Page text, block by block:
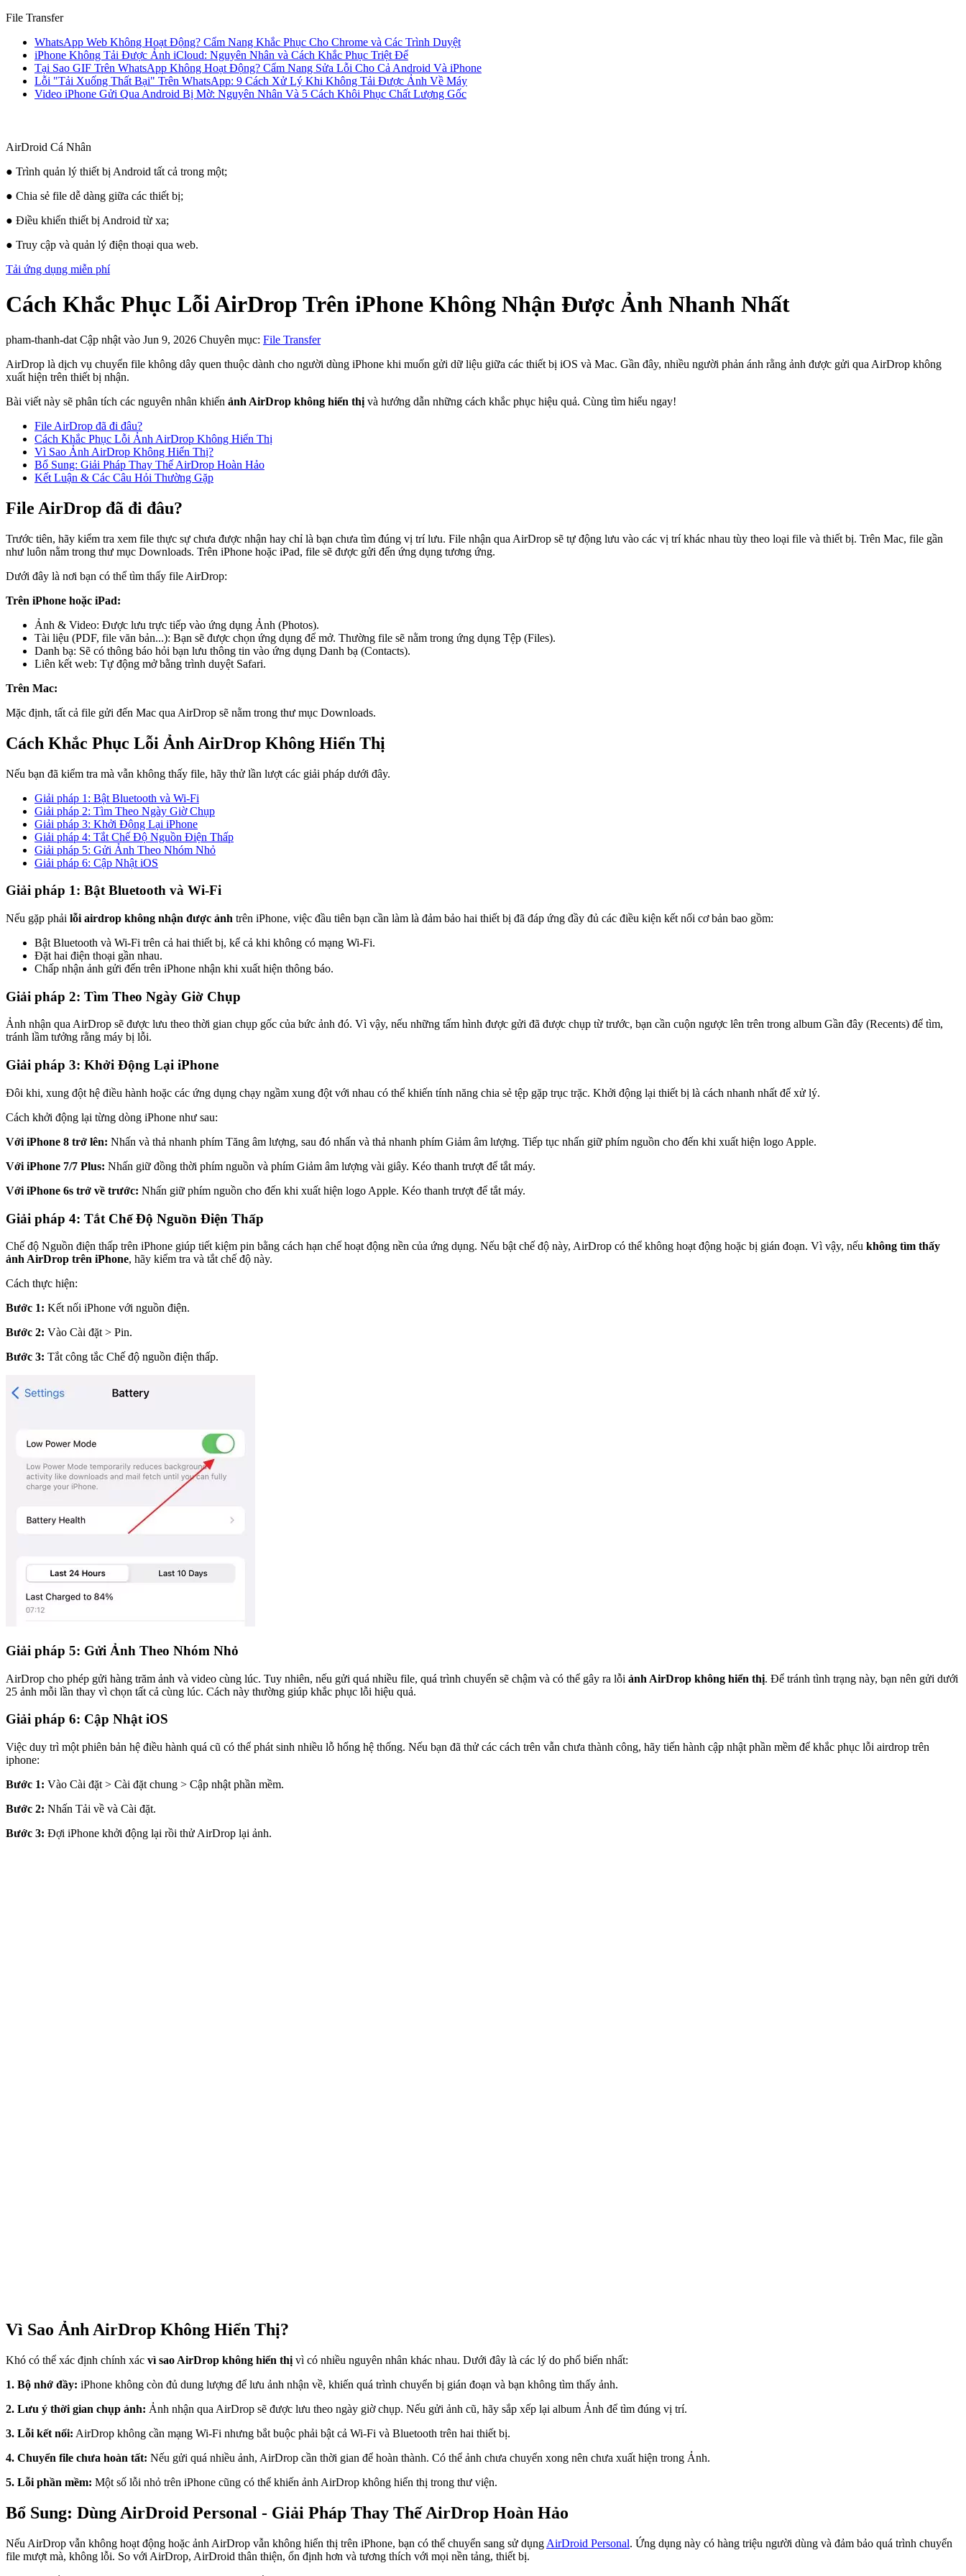
File Transfer
WhatsApp Web Không Hoạt Động? Cẩm Nang Khắc Phục Cho Chrome và Các Trình Duyệt
iPhone Không Tải Được Ảnh iCloud: Nguyên Nhân và Cách Khắc Phục Triệt Để
Tại Sao GIF Trên WhatsApp Không Hoạt Động? Cẩm Nang Sửa Lỗi Cho Cả Android Và iPhone
Lỗi "Tải Xuống Thất Bại" Trên WhatsApp: 9 Cách Xử Lý Khi Không Tải Được Ảnh Về Máy
Video iPhone Gửi Qua Android Bị Mờ: Nguyên Nhân Và 5 Cách Khôi Phục Chất Lượng Gốc
AirDroid Cá Nhân
● Trình quản lý thiết bị Android tất cả trong một;
● Chia sẻ file dễ dàng giữa các thiết bị;
● Điều khiển thiết bị Android từ xa;
● Truy cập và quản lý điện thoại qua web.
Tải ứng dụng miễn phí
Cách Khắc Phục Lỗi AirDrop Trên iPhone Không Nhận Được Ảnh Nhanh Nhất
pham-thanh-dat Cập nhật vào Jun 9, 2026 Chuyên mục: File Transfer
AirDrop là dịch vụ chuyển file không dây quen thuộc dành cho người dùng iPhone khi muốn gửi dữ liệu giữa các thiết bị iOS và Mac. Gần đây, nhiều người phản ánh rằng ảnh được gửi qua AirDrop không
xuất hiện trên thiết bị nhận.
Bài viết này sẽ phân tích các nguyên nhân khiến ảnh AirDrop không hiển thị và hướng dẫn những cách khắc phục hiệu quả. Cùng tìm hiểu ngay!
File AirDrop đã đi đâu?
Cách Khắc Phục Lỗi Ảnh AirDrop Không Hiển Thị
Vì Sao Ảnh AirDrop Không Hiển Thị?
Bổ Sung: Giải Pháp Thay Thế AirDrop Hoàn Hảo
Kết Luận & Các Câu Hỏi Thường Gặp
File AirDrop đã đi đâu?
Trước tiên, hãy kiểm tra xem file thực sự chưa được nhận hay chỉ là bạn chưa tìm đúng vị trí lưu. File nhận qua AirDrop sẽ tự động lưu vào các vị trí khác nhau tùy theo loại file và thiết bị. Trên Mac, file gần
như luôn nằm trong thư mục Downloads. Trên iPhone hoặc iPad, file sẽ được gửi đến ứng dụng tương ứng.
Dưới đây là nơi bạn có thể tìm thấy file AirDrop:
Trên iPhone hoặc iPad:
Ảnh & Video: Được lưu trực tiếp vào ứng dụng Ảnh (Photos).
Tài liệu (PDF, file văn bản...): Bạn sẽ được chọn ứng dụng để mở. Thường file sẽ nằm trong ứng dụng Tệp (Files).
Danh bạ: Sẽ có thông báo hỏi bạn lưu thông tin vào ứng dụng Danh bạ (Contacts).
Liên kết web: Tự động mở bằng trình duyệt Safari.
Trên Mac:
Mặc định, tất cả file gửi đến Mac qua AirDrop sẽ nằm trong thư mục Downloads.
Cách Khắc Phục Lỗi Ảnh AirDrop Không Hiển Thị
Nếu bạn đã kiểm tra mà vẫn không thấy file, hãy thử lần lượt các giải pháp dưới đây.
Giải pháp 1: Bật Bluetooth và Wi-Fi
Giải pháp 2: Tìm Theo Ngày Giờ Chụp
Giải pháp 3: Khởi Động Lại iPhone
Giải pháp 4: Tắt Chế Độ Nguồn Điện Thấp
Giải pháp 5: Gửi Ảnh Theo Nhóm Nhỏ
Giải pháp 6: Cập Nhật iOS
Giải pháp 1: Bật Bluetooth và Wi-Fi
Nếu gặp phải lỗi airdrop không nhận được ảnh trên iPhone, việc đầu tiên bạn cần làm là đảm bảo hai thiết bị đã đáp ứng đầy đủ các điều kiện kết nối cơ bản bao gồm:
Bật Bluetooth và Wi-Fi trên cả hai thiết bị, kể cả khi không có mạng Wi-Fi.
Đặt hai điện thoại gần nhau.
Chấp nhận ảnh gửi đến trên iPhone nhận khi xuất hiện thông báo.
Giải pháp 2: Tìm Theo Ngày Giờ Chụp
Ảnh nhận qua AirDrop sẽ được lưu theo thời gian chụp gốc của bức ảnh đó. Vì vậy, nếu những tấm hình được gửi đã được chụp từ trước, bạn cần cuộn ngược lên trên trong album Gần đây (Recents) để tìm,
tránh lầm tưởng rằng máy bị lỗi.
Giải pháp 3: Khởi Động Lại iPhone
Đôi khi, xung đột hệ điều hành hoặc các ứng dụng chạy ngầm xung đột với nhau có thể khiến tính năng chia sẻ tệp gặp trục trặc. Khởi động lại thiết bị là cách nhanh nhất để xử lý.
Cách khởi động lại từng dòng iPhone như sau:
Với iPhone 8 trở lên: Nhấn và thả nhanh phím Tăng âm lượng, sau đó nhấn và thả nhanh phím Giảm âm lượng. Tiếp tục nhấn giữ phím nguồn cho đến khi xuất hiện logo Apple.
Với iPhone 7/7 Plus: Nhấn giữ đồng thời phím nguồn và phím Giảm âm lượng vài giây. Kéo thanh trượt để tắt máy.
Với iPhone 6s trở về trước: Nhấn giữ phím nguồn cho đến khi xuất hiện logo Apple. Kéo thanh trượt để tắt máy.
Giải pháp 4: Tắt Chế Độ Nguồn Điện Thấp
Chế độ Nguồn điện thấp trên iPhone giúp tiết kiệm pin bằng cách hạn chế hoạt động nền của ứng dụng. Nếu bật chế độ này, AirDrop có thể không hoạt động hoặc bị gián đoạn. Vì vậy, nếu không tìm thấy
ảnh AirDrop trên iPhone, hãy kiểm tra và tắt chế độ này.
Cách thực hiện:
Bước 1: Kết nối iPhone với nguồn điện.
Bước 2: Vào Cài đặt > Pin.
Bước 3: Tắt công tắc Chế độ nguồn điện thấp.
Giải pháp 5: Gửi Ảnh Theo Nhóm Nhỏ
AirDrop cho phép gửi hàng trăm ảnh và video cùng lúc. Tuy nhiên, nếu gửi quá nhiều file, quá trình chuyển sẽ chậm và có thể gây ra lỗi ảnh AirDrop không hiển thị. Để tránh tình trạng này, bạn nên gửi dưới
25 ảnh mỗi lần thay vì chọn tất cả cùng lúc. Cách này thường giúp khắc phục lỗi hiệu quả.
Giải pháp 6: Cập Nhật iOS
Việc duy trì một phiên bản hệ điều hành quá cũ có thể phát sinh nhiều lỗ hổng hệ thống. Nếu bạn đã thử các cách trên vẫn chưa thành công, hãy tiến hành cập nhật phần mềm để khắc phục lỗi airdrop trên
iphone:
Bước 1: Vào Cài đặt > Cài đặt chung > Cập nhật phần mềm.
Bước 2: Nhấn Tải về và Cài đặt.
Bước 3: Đợi iPhone khởi động lại rồi thử AirDrop lại ảnh.
Vì Sao Ảnh AirDrop Không Hiển Thị?
Khó có thể xác định chính xác vì sao AirDrop không hiển thị vì có nhiều nguyên nhân khác nhau. Dưới đây là các lý do phổ biến nhất:
1. Bộ nhớ đầy: iPhone không còn đủ dung lượng để lưu ảnh nhận về, khiến quá trình chuyển bị gián đoạn và bạn không tìm thấy ảnh.
2. Lưu ý thời gian chụp ảnh: Ảnh nhận qua AirDrop sẽ được lưu theo ngày giờ chụp. Nếu gửi ảnh cũ, hãy sắp xếp lại album Ảnh để tìm đúng vị trí.
3. Lỗi kết nối: AirDrop không cần mạng Wi-Fi nhưng bắt buộc phải bật cả Wi-Fi và Bluetooth trên hai thiết bị.
4. Chuyển file chưa hoàn tất: Nếu gửi quá nhiều ảnh, AirDrop cần thời gian để hoàn thành. Có thể ảnh chưa chuyển xong nên chưa xuất hiện trong Ảnh.
5. Lỗi phần mềm: Một số lỗi nhỏ trên iPhone cũng có thể khiến ảnh AirDrop không hiển thị trong thư viện.
Bổ Sung: Dùng AirDroid Personal - Giải Pháp Thay Thế AirDrop Hoàn Hảo
Nếu AirDrop vẫn không hoạt động hoặc ảnh AirDrop vẫn không hiển thị trên iPhone, bạn có thể chuyển sang sử dụng AirDroid Personal. Ứng dụng này có hàng triệu người dùng và đảm bảo quá trình chuyển
file mượt mà, không lỗi. So với AirDrop, AirDroid thân thiện, ổn định hơn và tương thích với mọi nền tảng, thiết bị.